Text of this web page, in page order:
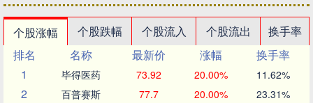
个股涨幅 个股跌幅 个股流入 个股流出
换手率
排名
名称 最新价 涨幅
换手率
1
毕得医药 73.92 20.00% 11.62%
2 百普赛斯 77.7 20.00% 23.31%